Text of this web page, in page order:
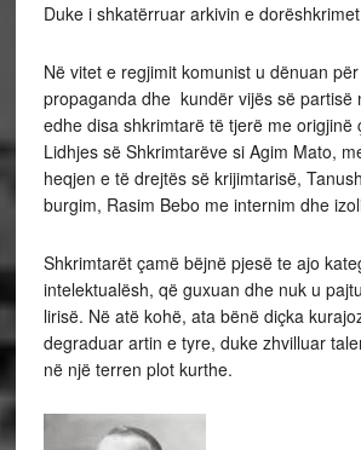
Duke i shkatërruar arkivin e
Në vitet e regjimit komunist u dënuan
propaganda dhe kundër vijës së partisë
edhe disa shkrimtarë të tjerë me origjinë
Lidhjes së Shkrimtarëve si Agim Mato,
heqjen e të drejtës së krijimtarisë,
burgim, Rasim Bebo me internim dhe
Shkrimtarët çamë bëjnë pjesë te ajo
intelektualësh, që guxuan dhe nuk u
lirisë. Në atë kohë, ata bënë diçka
degraduar artin e tyre, duke zhvilluar
në një terren plot kurthe.